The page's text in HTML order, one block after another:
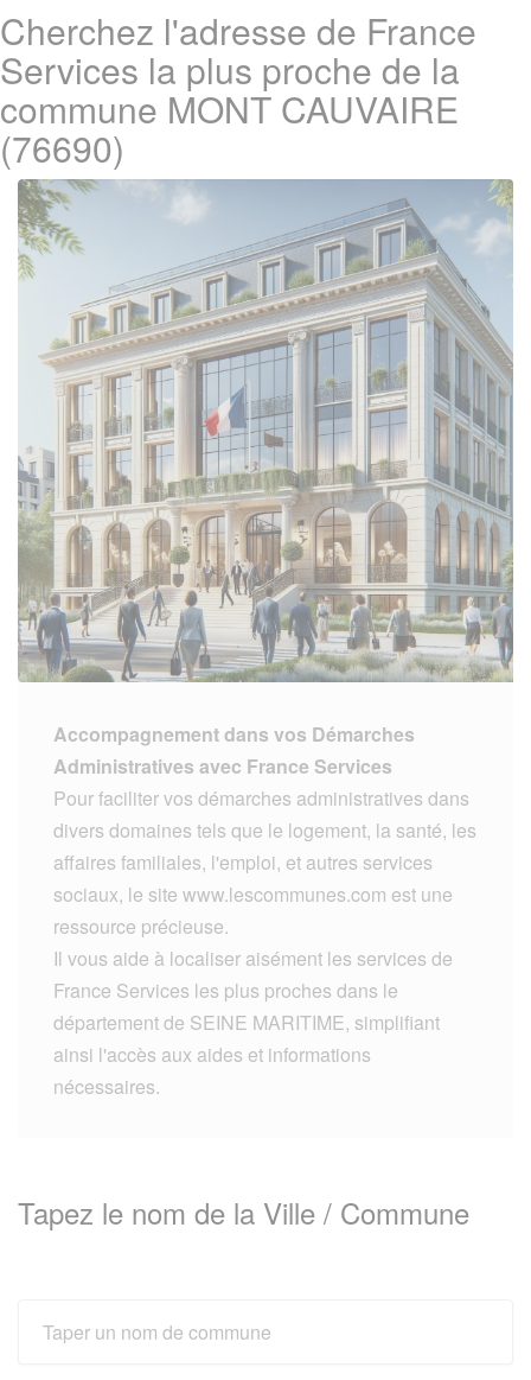
Cherchez l'adresse de France
Services la plus proche de la
commune MONT CAUVAIRE
(76690)
Accompagnement dans vos Démarches
Administratives avec France Services
Pour faciliter vos démarches administratives dans
divers domaines tels que le logement, la santé, les
affaires familiales, l'emploi, et autres services
sociaux, le site www.lescommunes.com est une
ressource précieuse.
Il vous aide à localiser aisément les services de
France Services les plus proches dans le
département de SEINE MARITIME, simplifiant
ainsi l'accès aux aides et informations
nécessaires.
Tapez le nom de la Ville / Commune